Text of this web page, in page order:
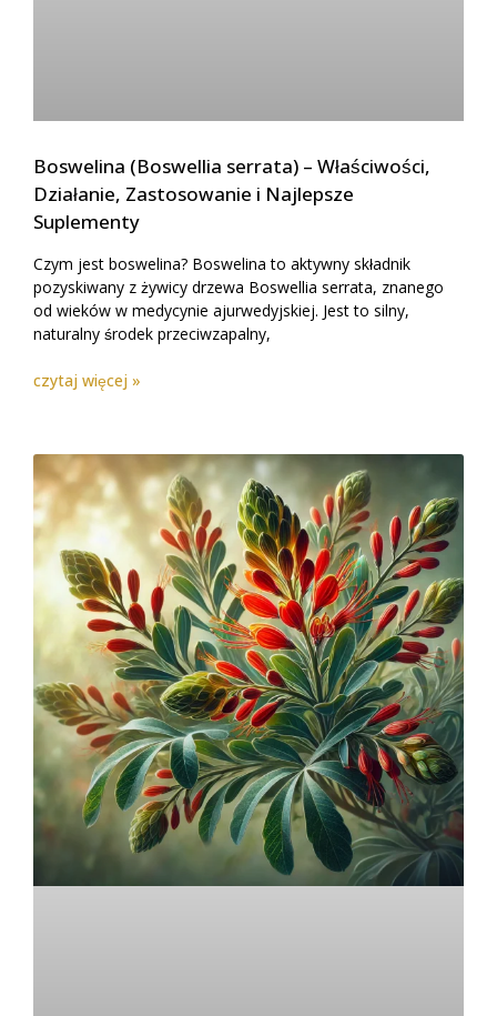
Boswelina (Boswellia serrata) – Właściwości,
Działanie, Zastosowanie i Najlepsze
Suplementy
Czym jest boswelina? Boswelina to aktywny składnik
pozyskiwany z żywicy drzewa Boswellia serrata, znanego
od wieków w medycynie ajurwedyjskiej. Jest to silny,
naturalny środek przeciwzapalny,
czytaj więcej »